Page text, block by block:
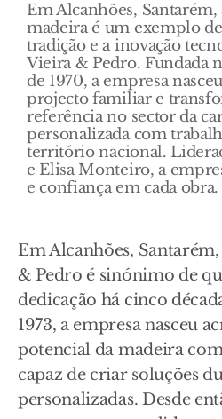
Em Alcanhões,
madeira é um exemplo
tradição e a inovação
Vieira & Pedro. Fundada
de 1970, a empresa
projecto familiar e
referência no sector da
personalizada com
território nacional.
e Elisa Monteiro, a
e confiança em cada obra.
Em Alcanhões,
& Pedro é sinónimo de
dedicação há cinco
1973, a empresa nasceu
potencial da madeira
capaz de criar soluções
personalizadas. Desde